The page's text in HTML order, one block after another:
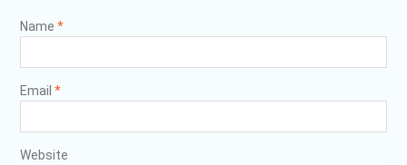
Name *
Email *
Website